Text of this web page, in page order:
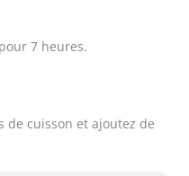
7 heures.
de cuisson et ajoutez de